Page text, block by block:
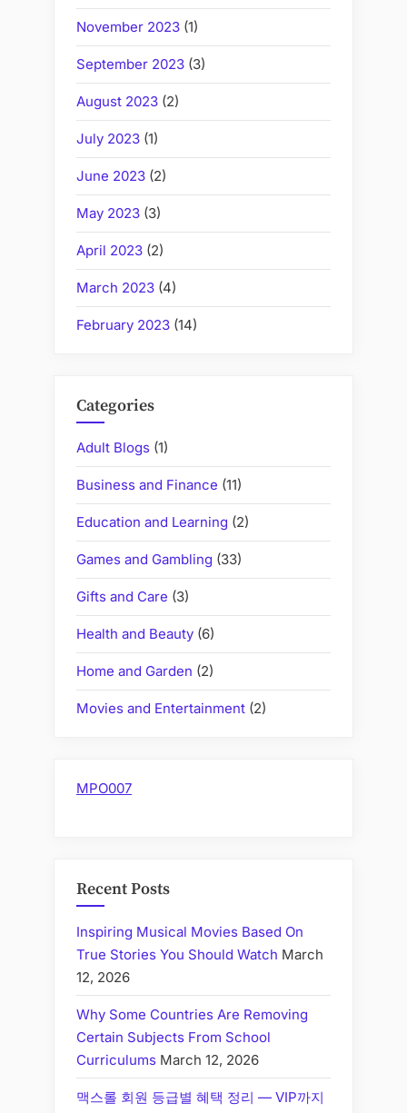
November 2023 (1)
September 2023 (3)
August 2023 (2)
July 2023 (1)
June 2023 (2)
May 2023 (3)
April 2023 (2)
March 2023 (4)
February 2023 (14)
Categories
Adult Blogs (1)
Business and Finance (11)
Education and Learning (2)
Games and Gambling (33)
Gifts and Care (3)
Health and Beauty (6)
Home and Garden (2)
Movies and Entertainment (2)
MPO007
Recent Posts
Inspiring Musical Movies Based On
True Stories You Should Watch March
12, 2026
Why Some Countries Are Removing
Certain Subjects From School
Curriculums March 12, 2026
맥스롤 회원 등급별 혜택 정리 — VIP까지